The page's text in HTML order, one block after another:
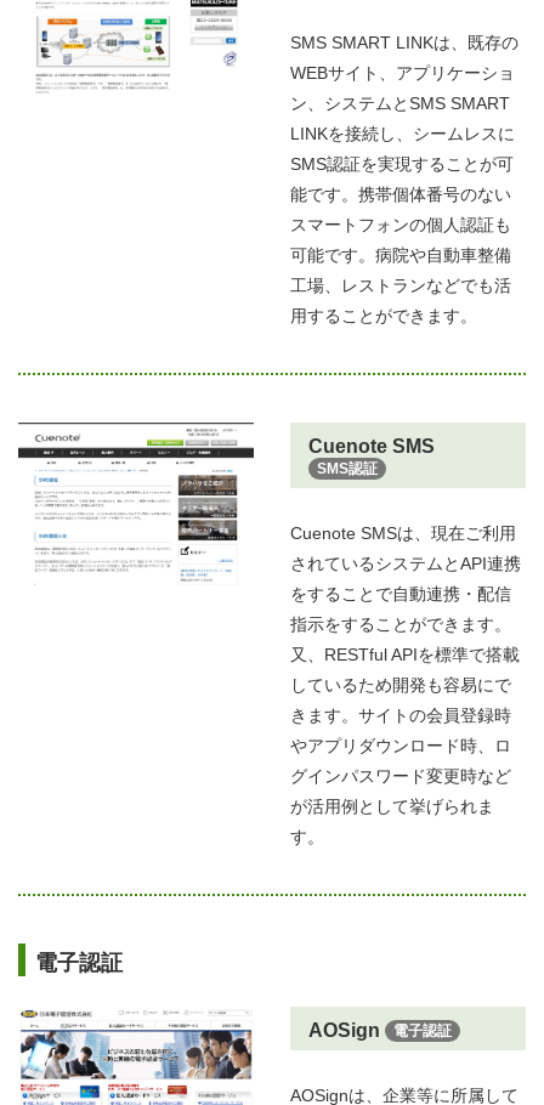
SMS SMART LINKは、既存の
WEBサイト、アプリケーショ
ン、システムとSMS SMART
LINKを接続し、シームレスに
SMS認証を実現することが可
能です。携帯個体番号のない
スマートフォンの個人認証も
可能です。病院や自動車整備
工場、レストランなどでも活
用することができます。
Cuenote SMS
SMS認証
Cuenote SMSは、現在ご利用
されているシステムとAPI連携
をすることで自動連携・配信
指示をすることができます。
又、RESTful APIを標準で搭載
しているため開発も容易にで
きます。サイトの会員登録時
やアプリダウンロード時、ロ
グインパスワード変更時など
が活用例として挙げられま
す。
電子認証
AOSign 電子認証
AOSignは、企業等に所属して